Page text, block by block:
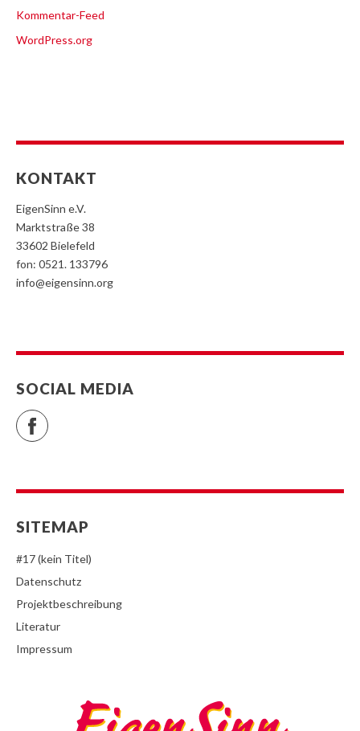
Kommentar-Feed
WordPress.org
KONTAKT
EigenSinn e.V.
Marktstraße 38
33602 Bielefeld
fon: 0521. 133796
info@eigensinn.org
SOCIAL MEDIA
Facebook
SITEMAP
#17 (kein Titel)
Datenschutz
Projektbeschreibung
Literatur
Impressum